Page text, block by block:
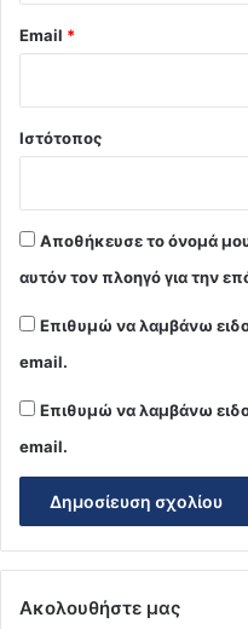
Email *
Ιστότοπος
Αποθήκευσε το όνομά
αυτόν τον πλοηγό για την
Επιθυμώ να λαμβάνω
email.
Επιθυμώ να λαμβάνω
email.
Ακολουθήστε μας